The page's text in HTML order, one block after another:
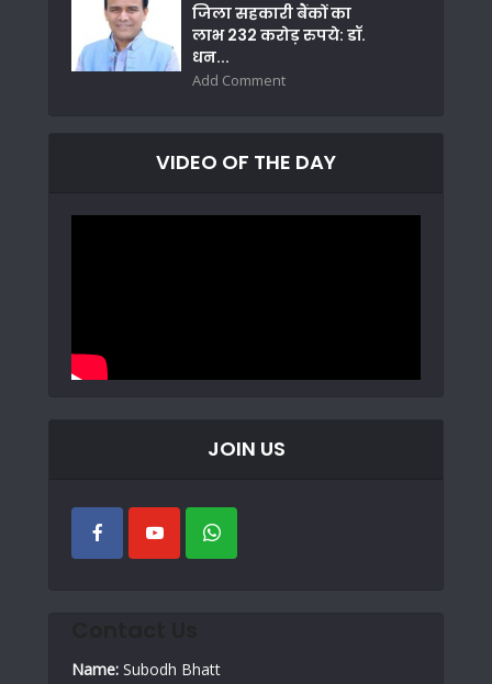
जिला सहकारी बैंकों का
लाभ 232 करोड़ रुपये: डॉ.
धन...
Add Comment
VIDEO OF THE DAY
JOIN US
Name: Subodh Bhatt